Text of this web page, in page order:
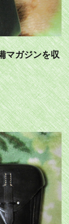
マガジンを収